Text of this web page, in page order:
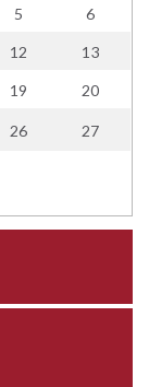
5 6
12 13
19 20
26 27